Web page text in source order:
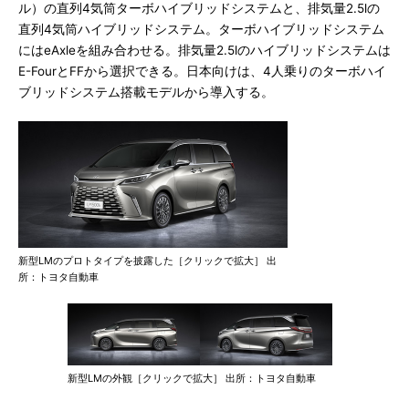
ル）の直列4気筒ターボハイブリッドシステムと、排気量2.5lの
直列4気筒ハイブリッドシステム。ターボハイブリッドシステム
にはeAxleを組み合わせる。排気量2.5lのハイブリッドシステムは
E-FourとFFから選択できる。日本向けは、4人乗りのターボハイ
ブリッドシステム搭載モデルから導入する。
新型LMのプロトタイプを披露した［クリックで拡大］ 出
所：トヨタ自動車
新型LMの外観［クリックで拡大］ 出所：トヨタ自動車